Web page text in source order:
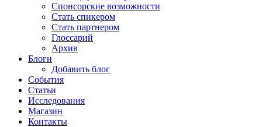
Спонсорские возможности
Стать спикером
Стать партнером
Глоссарий
Архив
Блоги
Добавить блог
События
Статьи
Исследования
Магазин
Контакты